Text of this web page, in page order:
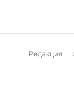
Редакция